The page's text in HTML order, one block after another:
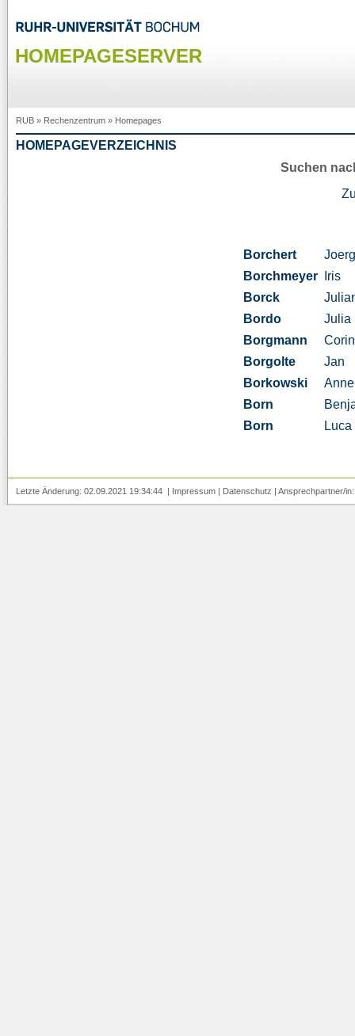
HOMEPAGESERVER
RUB » Rechenzentrum » Homepages
HOMEPAGEVERZEICHNIS
Suchen
Borchert
Borchmeyer Iris
Borck
Bordo
Julia
Borgmann
Borgolte
Jan
Borkowski
Anne
Born
Born
Luca
Letzte Änderung: 02.09.2021 19:34:44 | Impressum | Datenschutz | Ansprechpartner/